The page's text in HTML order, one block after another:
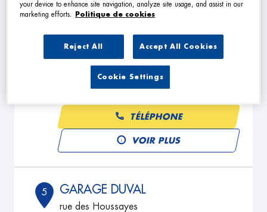
VOIR PLUS
4 GARAGE DE OISSEL
RUE OCTAVE FAUQUET
76350 OISSEL
TÉLÉPHONE
VOIR PLUS
5 GARAGE DUVAL
rue des Houssayes
your device to enhance site navigation, analyze site usage, and assist in our
marketing efforts.
Politique de cookies
Reject All Accept All Cookies
Cookie Settings